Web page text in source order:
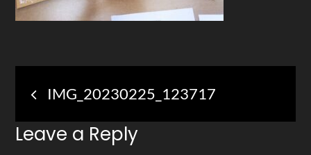
Post
navigation
IMG_20230225_123717
Leave a Reply